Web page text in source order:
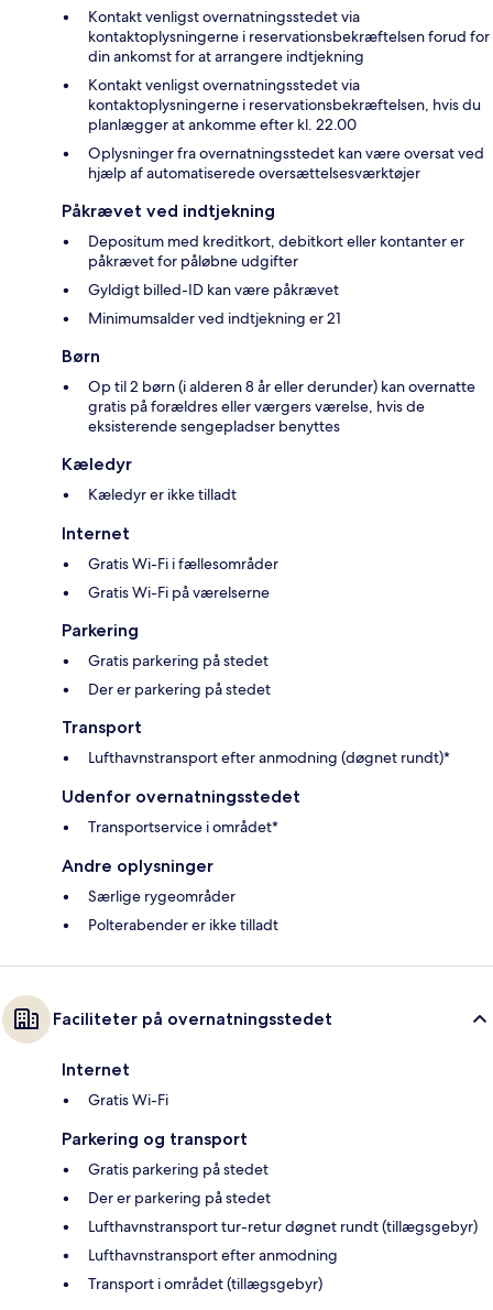
Kontakt venligst overnatningsstedet via
kontaktoplysningerne i reservationsbekræftelsen forud for
din ankomst for at arrangere indtjekning
Kontakt venligst overnatningsstedet via
kontaktoplysningerne i reservationsbekræftelsen, hvis du
planlægger at ankomme efter kl. 22.00
Oplysninger fra overnatningsstedet kan være oversat ved
hjælp af automatiserede oversættelsesværktøjer
Påkrævet ved indtjekning
Depositum med kreditkort, debitkort eller kontanter er
påkrævet for påløbne udgifter
Gyldigt billed-ID kan være påkrævet
Minimumsalder ved indtjekning er 21
Børn
Op til 2 børn (i alderen 8 år eller derunder) kan overnatte
gratis på forældres eller værgers værelse, hvis de
eksisterende sengepladser benyttes
Kæledyr
Kæledyr er ikke tilladt
Internet
Gratis Wi-Fi i fællesområder
Gratis Wi-Fi på værelserne
Parkering
Gratis parkering på stedet
Der er parkering på stedet
Transport
Lufthavnstransport efter anmodning (døgnet rundt)*
Udenfor overnatningsstedet
Transportservice i området*
Andre oplysninger
Særlige rygeområder
Polterabender er ikke tilladt
Faciliteter på overnatningsstedet
Internet
Gratis Wi-Fi
Parkering og transport
Gratis parkering på stedet
Der er parkering på stedet
Lufthavnstransport tur-retur døgnet rundt (tillægsgebyr)
Lufthavnstransport efter anmodning
Transport i området (tillægsgebyr)